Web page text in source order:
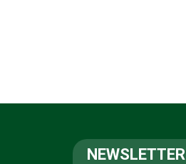
NEWSLETTER